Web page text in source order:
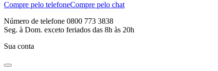
Compre pelo telefoneCompre pelo chat
Número de telefone 0800 773 3838
Seg. à Dom. exceto feriados das 8h às 20h
Sua conta